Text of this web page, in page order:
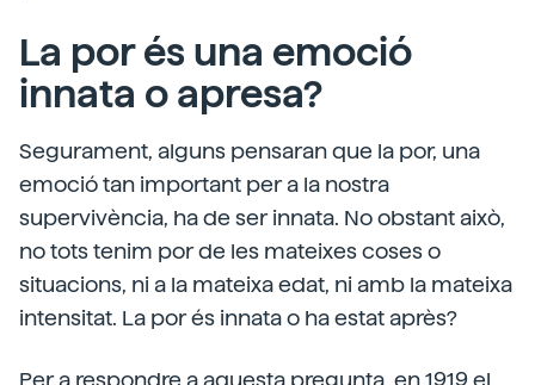
La por és una emoció
innata o apresa?
Segurament, alguns pensaran que la por, una
emoció tan important per a la nostra
supervivència, ha de ser innata. No obstant això,
no tots tenim por de les mateixes coses o
situacions, ni a la mateixa edat, ni amb la mateixa
intensitat. La por és innata o ha estat après?
Per a respondre a aquesta pregunta, en 1919 el